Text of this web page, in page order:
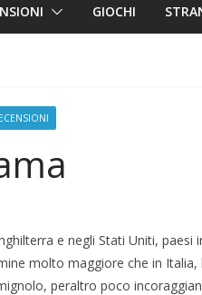
GIOCHI
e negli Stati Uniti,
molto maggiore che in Italia,
peraltro poco